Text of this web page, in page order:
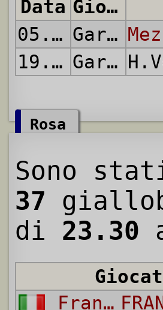
Data Giornata
05.12.
2007
Gara di Andata
19.12.
2007
Gara di Ritorno
Rosa
Sono
37
di 23.30
Francesco